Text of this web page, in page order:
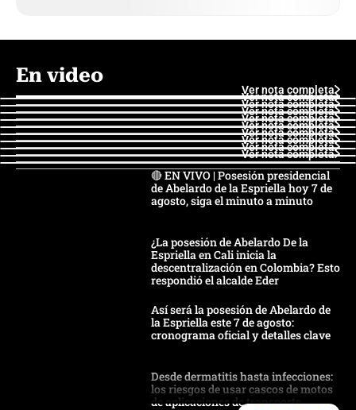
En video
Ver nota completa
Ver nota completa
Ver nota completa
Ver nota completa
Ver nota completa
Ver nota completa
Ver nota completa
Ver nota completa
Ver nota completa
Ver nota completa
🔴 EN VIVO | Posesión presidencial
de Abelardo de la Espriella hoy 7 de
agosto, siga el minuto a minuto
¿La posesión de Abelardo De la
Espriella en Cali inicia la
descentralización en Colombia? Esto
respondió el alcalde Eder
Así será la posesión de Abelardo de
la Espriella este 7 de agosto:
cronograma oficial y detalles clave
Desde dermatitis hasta infecciones:
los riesgos de usar cascos de motos
de aplicaciones de transporte